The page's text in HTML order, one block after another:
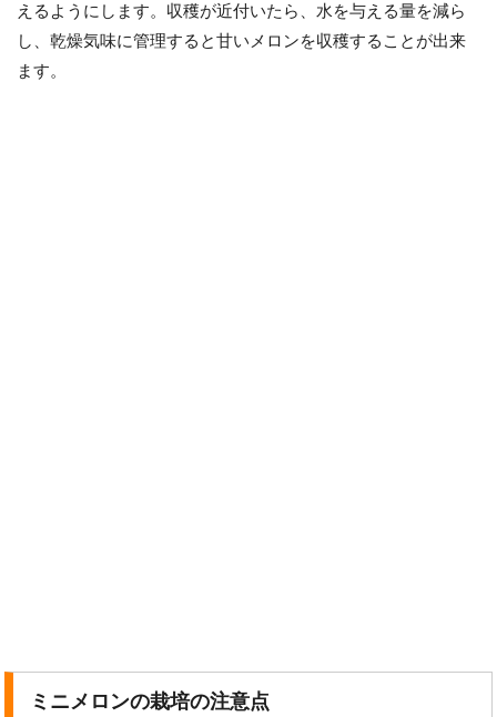
えるようにします。収穫が近付いたら、水を与える量を減ら
し、乾燥気味に管理すると甘いメロンを収穫することが出来
ます。
ミニメロンの栽培の注意点